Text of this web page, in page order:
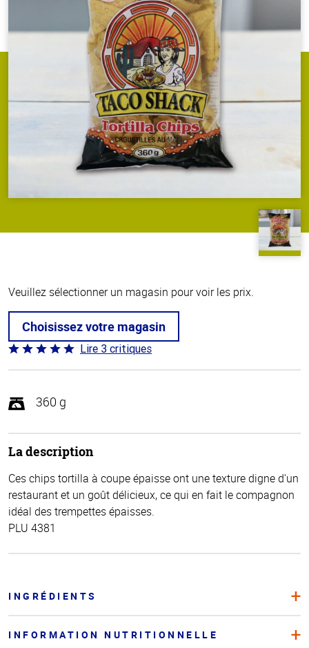
Veuillez sélectionner un magasin pour voir les prix.
Choisissez votre magasin
Coté
5 sur
Lire 3 critiques
360 g
La description
Ces chips tortilla à coupe épaisse ont une texture digne d'un
restaurant et un goût délicieux, ce qui en fait le compagnon
idéal des trempettes épaisses.
PLU 4381
INGRÉDIENTS
INFORMATION NUTRITIONNELLE